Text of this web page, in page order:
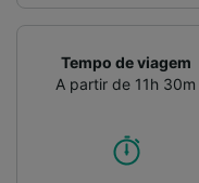
Tempo de viagem
A partir de 11h 30m